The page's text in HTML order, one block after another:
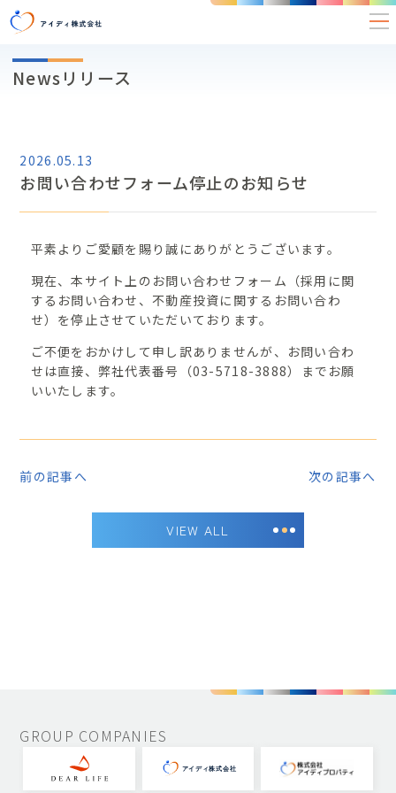
Newsリリース
2026.05.13
お問い合わせフォーム停止のお知らせ
平素よりご愛顧を賜り誠にありがとうございます。
現在、本サイト上のお問い合わせフォーム（採用に関
するお問い合わせ、不動産投資に関するお問い合わ
せ）を停止させていただいております。
ご不便をおかけして申し訳ありませんが、お問い合わ
せは直接、弊社代表番号（03-5718-3888）までお願
いいたします。
前の記事へ 次の記事へ
VIEW ALL
GROUP COMPANIES